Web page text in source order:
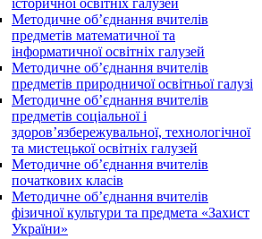
історичної освітніх галузей
Методичне об’єднання вчителів
предметів математичної та
інформатичної освітніх галузей
Методичне об’єднання вчителів
предметів природничої освітньої галузі
Методичне об’єднання вчителів
предметів соціальної і
здоров’язбережувальної, технологічної
та мистецької освітніх галузей
Методичне об’єднання вчителів
початкових класів
Методичне об’єднання вчителів
фізичної культури та предмета «Захист
України»